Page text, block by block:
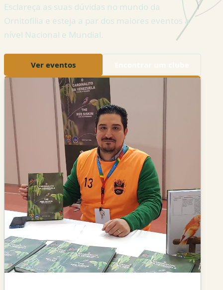
Esclareça as suas dúvidas no mundo da
Ornitofilia e esteja a par dos maiores eventos a
nível Nacional e Mundial.
Ver eventos